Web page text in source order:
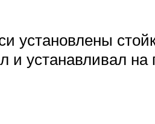
установлены
и устанавливал